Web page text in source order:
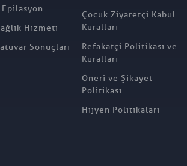
Epilasyon
Hizmeti
Sonuçları
Çocuk Ziyaretçi Kabul
Kuralları
Refakatçi Politikası ve
Kuralları
Öneri ve Şikayet
Politikası
Hijyen Politikaları